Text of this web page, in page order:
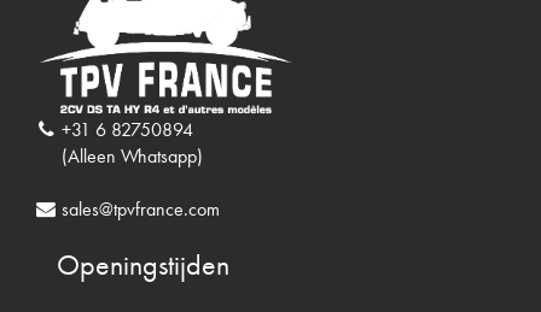
+31 6 82750894
(Alleen Whatsapp)
sales@tpvfrance.com
Openingstijden